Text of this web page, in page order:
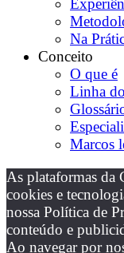
Na
Conceito
O que é
Linha
Marcos
As plataformas da
cookies e
nossa Política de
conteúdo e
Ao navegar por